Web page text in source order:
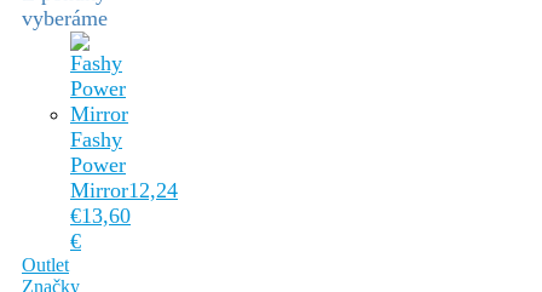
vyberáme
Fashy
Power
Mirror12,24
€13,60
€
Outlet
Značky